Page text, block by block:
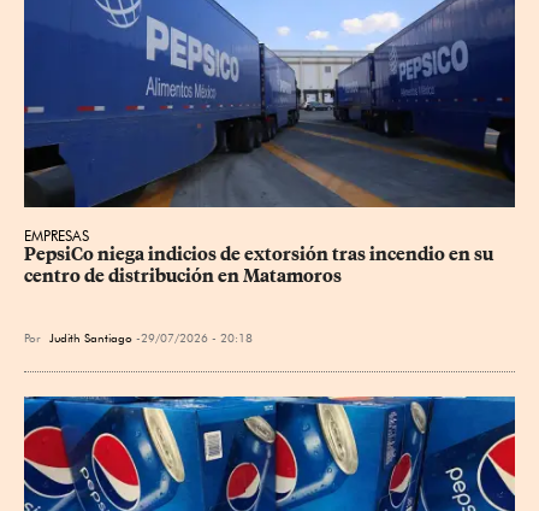
EMPRESAS
PepsiCo niega indicios de extorsión tras incendio en su
centro de distribución en Matamoros
Por Judith Santiago 29/07/2026 - 20:18